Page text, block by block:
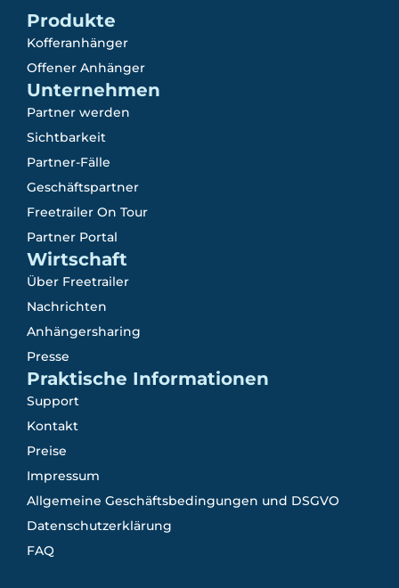
Produkte
Kofferanhänger
Offener Anhänger
Unternehmen
Partner werden
Sichtbarkeit
Partner-Fälle
Geschäftspartner
Freetrailer On Tour
Partner Portal
Wirtschaft
Über Freetrailer
Nachrichten
Anhängersharing
Presse
Praktische Informationen
Support
Kontakt
Preise
Impressum
Allgemeine Geschäftsbedingungen und DSGVO
Datenschutzerklärung
FAQ